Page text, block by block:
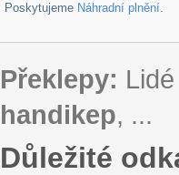
Poskytujeme Náhradní plnění.
Překlepy:
handikep, ...
Důležité